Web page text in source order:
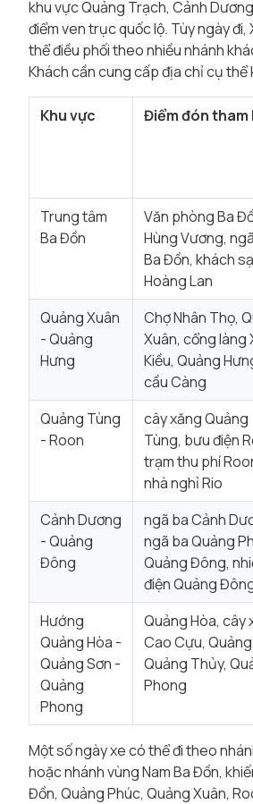
khu vực Quảng Trạch, Cảnh
điểm ven trục quốc lộ. Tùy ngày đi,
thể điều phối theo nhiều nhánh
Khách cần cung cấp địa chỉ cụ thể
Khu vực Điểm đón tham
Trung tâm
Ba Đồn
Văn phòng Ba
Hùng Vương,
Ba Đồn, khách
Hoàng Lan
Quảng Xuân
- Quảng
Hưng
Chợ Nhân Thọ,
Xuân, cổng làng
Kiều, Quảng
cầu Càng
Quảng Tùng
- Roon
cây xăng Quảng
Tùng, bưu điện
trạm thu phí
nhà nghỉ Rio
Cảnh Dương
- Quảng
Đông
ngã ba Cảnh
ngã ba Quảng
Quảng Đông,
điện Quảng
Hướng
Quảng Hòa -
Quảng Sơn -
Quảng
Phong
Quảng Hòa, cây
Cao Cựu, Quảng
Quảng Thủy,
Phong
Một số ngày xe có thể đi theo
hoặc nhánh vùng Nam Ba Đồn,
Đồn, Quảng Phúc, Quảng Xuân,